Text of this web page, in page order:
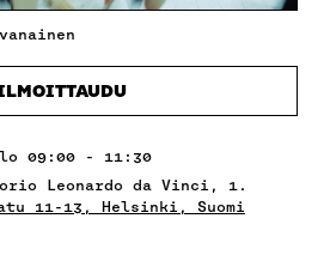
09:00 - 11:30
Leonardo da Vinci, 1.
11-13, Helsinki, Suomi